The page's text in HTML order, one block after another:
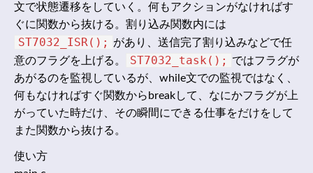
文で状態遷移をしていく。何もアクションがなければす
ぐに関数から抜ける。割り込み関数内には
ST7032_ISR();
があり、送信完了割り込みなどで任
意のフラグを上げる。
ST7032_task();
ではフラグが
あがるのを監視しているが、while文での監視ではなく、
何もなければすぐ関数からbreakして、なにかフラグが上
がっていた時だけ、その瞬間にできる仕事をだけをして
また関数から抜ける。
使い方